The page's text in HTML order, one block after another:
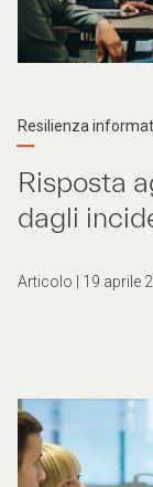
Resilienza
Risposta
dagli
Articolo | 19 aprile